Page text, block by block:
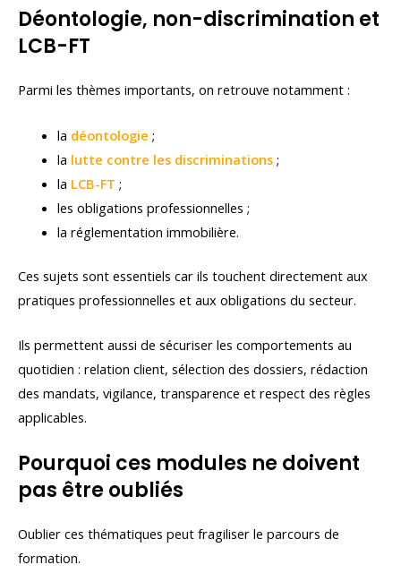
Déontologie, non-discrimination et
LCB-FT
Parmi les thèmes importants, on retrouve notamment :
la déontologie ;
la lutte contre les discriminations;
la LCB-FT ;
les obligations professionnelles ;
la réglementation immobilière.
Ces sujets sont essentiels car ils touchent directement aux
pratiques professionnelles et aux obligations du secteur.
Ils permettent aussi de sécuriser les comportements au
quotidien : relation client, sélection des dossiers, rédaction
des mandats, vigilance, transparence et respect des règles
applicables.
Pourquoi ces modules ne doivent
pas être oubliés
Oublier ces thématiques peut fragiliser le parcours de
formation.